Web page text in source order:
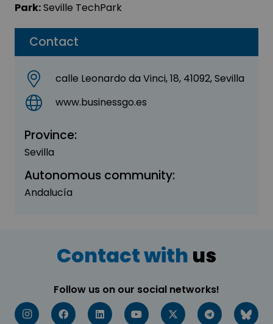
Contact
calle Leonardo da Vinci, 18, 41092, Sevilla
www.businessgo.es
Province:
Sevilla
Autonomous community:
Andalucía
Park:Seville TechPark
Contact with us
Follow us on our social networks!